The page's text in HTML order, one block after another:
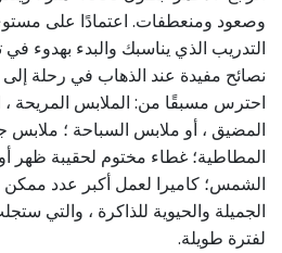
وصعود ومنعطفات. اعتمادًا على مستوى
التدريب الذي يناسبك والبدء بهدوء
نصائح مفيدة عند الذهاب في رحلة
احترس مسبقًا من: الملابس المريحة
المضيق ، أو ملابس السباحة ؛ ملابس
المطاطية؛ غطاء مختوم لحقيبة ظهر
الشمس؛ كاميرا لعمل أكبر عدد ممكن
الجميلة والحيوية للذاكرة ، والتي
لفترة طويلة.